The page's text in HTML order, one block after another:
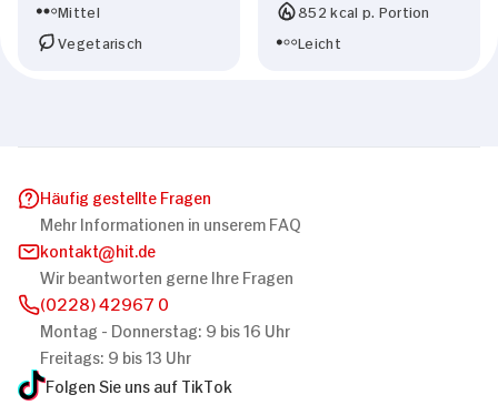
Mittel
Vegetarisch
852 kcal p. Portion
Leicht
Häufig gestellte Fragen
Mehr Informationen in unserem FAQ
kontakt
hit.de
Wir beantworten gerne Ihre Fragen
(0228) 42967 0
Montag - Donnerstag: 9 bis 16 Uhr
Freitags: 9 bis 13 Uhr
Folgen Sie uns auf TikTok